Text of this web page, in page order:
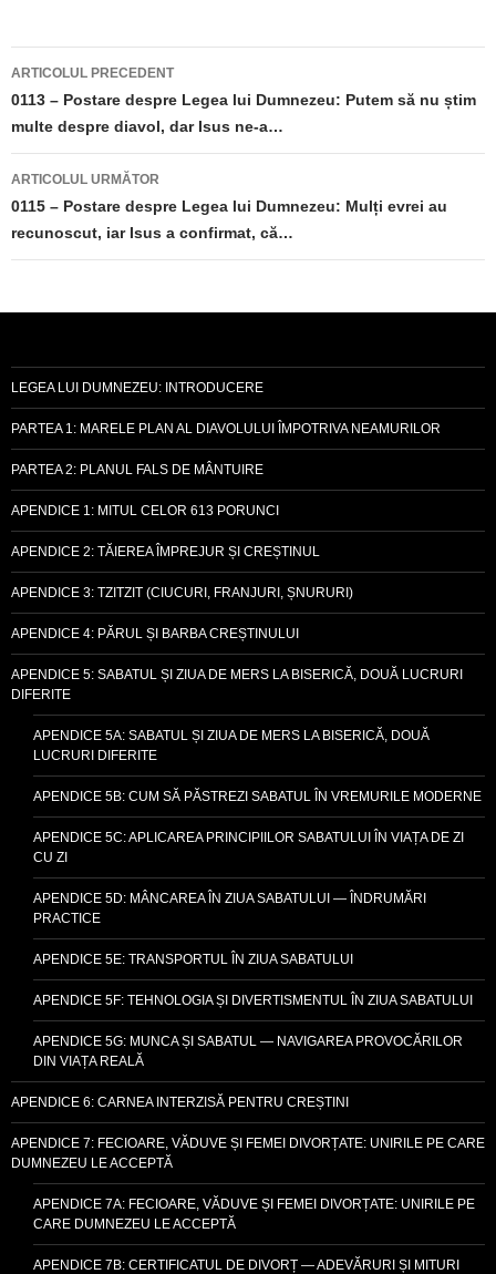
Navigare
în
articole
ARTICOLUL PRECEDENT
0113 – Postare despre Legea lui Dumnezeu: Putem să nu știm
multe despre diavol, dar Isus ne-a…
ARTICOLUL URMĂTOR
0115 – Postare despre Legea lui Dumnezeu: Mulți evrei au
recunoscut, iar Isus a confirmat, că…
LEGEA LUI DUMNEZEU: INTRODUCERE
PARTEA 1: MARELE PLAN AL DIAVOLULUI ÎMPOTRIVA NEAMURILOR
PARTEA 2: PLANUL FALS DE MÂNTUIRE
APENDICE 1: MITUL CELOR 613 PORUNCI
APENDICE 2: TĂIEREA ÎMPREJUR ȘI CREȘTINUL
APENDICE 3: TZITZIT (CIUCURI, FRANJURI, ȘNURURI)
APENDICE 4: PĂRUL ȘI BARBA CREȘTINULUI
APENDICE 5: SABATUL ȘI ZIUA DE MERS LA BISERICĂ, DOUĂ LUCRURI
DIFERITE
APENDICE 5A: SABATUL ȘI ZIUA DE MERS LA BISERICĂ, DOUĂ
LUCRURI DIFERITE
APENDICE 5B: CUM SĂ PĂSTREZI SABATUL ÎN VREMURILE MODERNE
APENDICE 5C: APLICAREA PRINCIPIILOR SABATULUI ÎN VIAȚA DE ZI
CU ZI
APENDICE 5D: MÂNCAREA ÎN ZIUA SABATULUI — ÎNDRUMĂRI
PRACTICE
APENDICE 5E: TRANSPORTUL ÎN ZIUA SABATULUI
APENDICE 5F: TEHNOLOGIA ȘI DIVERTISMENTUL ÎN ZIUA SABATULUI
APENDICE 5G: MUNCA ȘI SABATUL — NAVIGAREA PROVOCĂRILOR
DIN VIAȚA REALĂ
APENDICE 6: CARNEA INTERZISĂ PENTRU CREȘTINI
APENDICE 7: FECIOARE, VĂDUVE ȘI FEMEI DIVORȚATE: UNIRILE PE CARE
DUMNEZEU LE ACCEPTĂ
APENDICE 7A: FECIOARE, VĂDUVE ȘI FEMEI DIVORȚATE: UNIRILE PE
CARE DUMNEZEU LE ACCEPTĂ
APENDICE 7B: CERTIFICATUL DE DIVORȚ — ADEVĂRURI ȘI MITURI